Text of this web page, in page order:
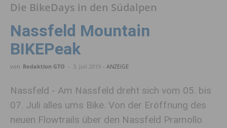
Die BikeDays in den Südalpen
Nassfeld Mountain
BIKEPeak
von Redaktion GTO - 3. Juli 2019 - ANZEIGE
Nassfeld - Am Nassfeld dreht sich vom 05. bis
07. Juli alles ums Bike. Von der Eröffnung des
neuen Flowtrails über den Nassfeld Pramollo